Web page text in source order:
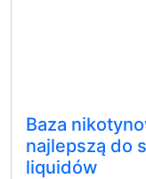
Baza
najlepszą do
liquidów